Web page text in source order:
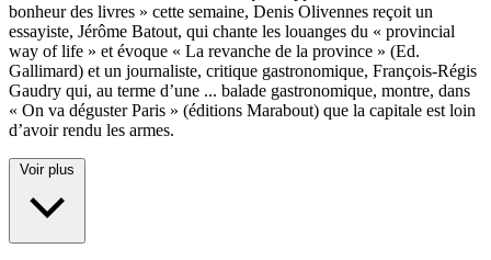
bonheur des livres » cette semaine, Denis Olivennes reçoit un
essayiste, Jérôme Batout, qui chante les louanges du « provincial
way of life » et évoque « La revanche de la province » (Ed.
Gallimard) et un journaliste, critique gastronomique, François-Régis
Gaudry qui, au terme d’une ... balade gastronomique, montre, dans
« On va déguster Paris » (éditions Marabout) que la capitale est loin
d’avoir rendu les armes.
Voir plus